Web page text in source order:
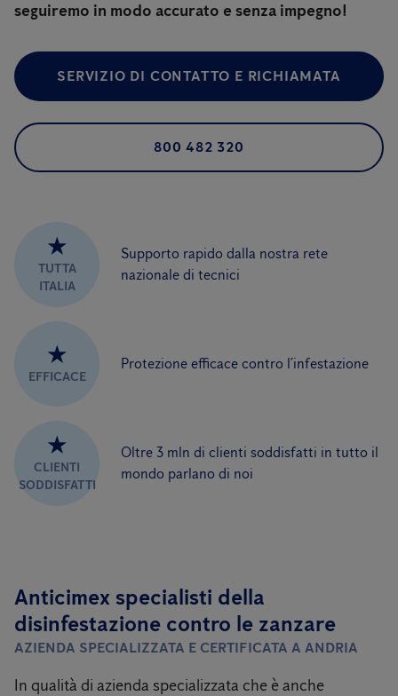
seguiremo in modo accurato e senza impegno!
SERVIZIO DI CONTATTO E RICHIAMATA
800 482 320
★
TUTTA
ITALIA
Supporto rapido dalla nostra rete
nazionale di tecnici
★
EFFICACE
Protezione efficace contro l’infestazione
★
CLIENTI
SODDISFATTI
Oltre 3 mln di clienti soddisfatti in tutto il
mondo parlano di noi
Anticimex specialisti della
disinfestazione contro le zanzare
AZIENDA SPECIALIZZATA E CERTIFICATA A ANDRIA
In qualità di azienda specializzata che è anche